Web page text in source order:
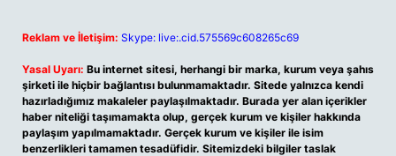
Reklam ve İletişim: Skype: live:.cid.575569c608265c69
Yasal Uyarı: Bu internet sitesi, herhangi bir marka, kurum veya şahıs
şirketi ile hiçbir bağlantısı bulunmamaktadır. Sitede yalnızca kendi
hazırladığımız makaleler paylaşılmaktadır. Burada yer alan içerikler
haber niteliği taşımamakta olup, gerçek kurum ve kişiler hakkında
paylaşım yapılmamaktadır. Gerçek kurum ve kişiler ile isim
benzerlikleri tamamen tesadüfidir. Sitemizdeki bilgiler taslak